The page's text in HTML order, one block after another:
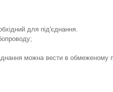
для під'єднання.
можна вести в обмеженому